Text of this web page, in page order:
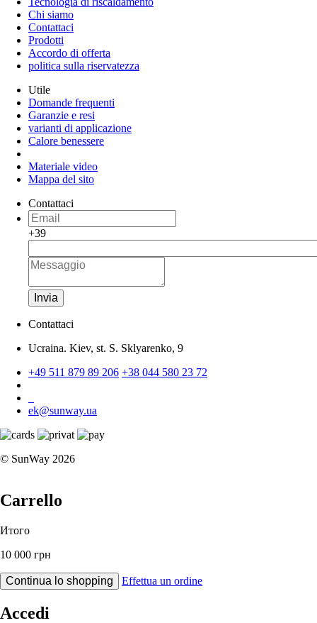
Chi siamo
Contattaci
Prodotti
Accordo di offerta
politica sulla riservatezza
Utile
Domande frequenti
Garanzie e resi
varianti di applicazione
Calore benessere
Materiale video
Mappa del sito
Contattaci
+39
Invia
Contattaci
Ucraina. Kiev, st. S. Sklyarenko, 9
+49 511 879 89 206 +38 044 580 23 72
ek@sunway.ua
© SunWay 2026
Carrello
Итого
10 000 грн
Continua lo shopping Effettua un ordine
Accedi